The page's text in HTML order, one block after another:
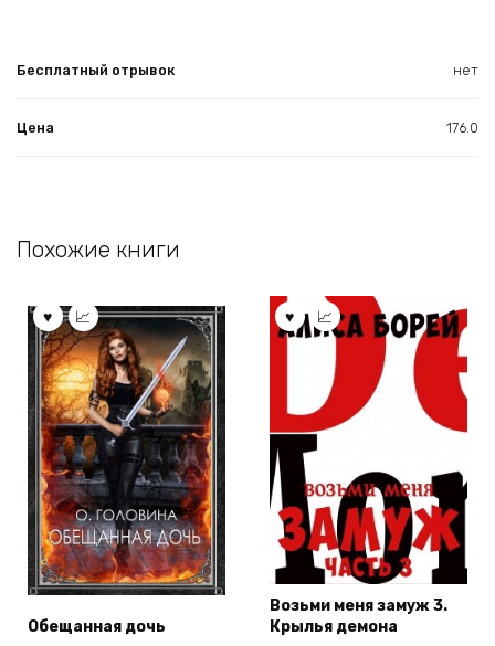
Бесплатный отрывок нет
Цена 176.0
Похожие книги
Обещанная дочь
Возьми меня замуж 3.
Крылья демона